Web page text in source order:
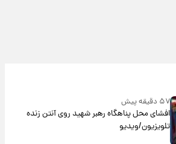
۵۷ دقیقه پیش
افشای محل پناهگاه‌ رهبر شهید روی آنتن زنده
تلویزیون/ویدیو